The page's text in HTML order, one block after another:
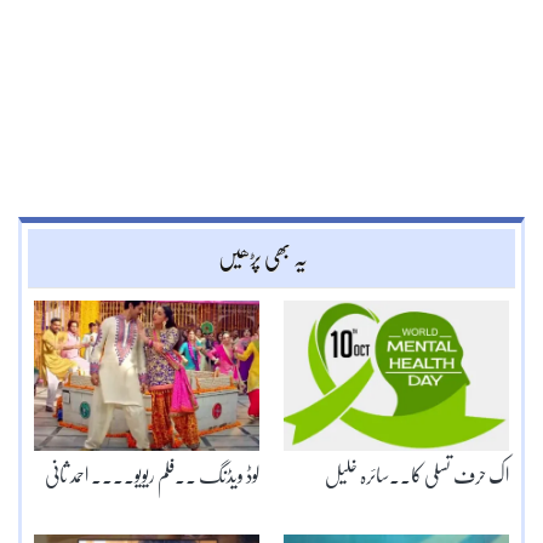
یہ بھی پڑھیں
لوڈ ویڈنگ ۔۔فلم ریویو۔۔۔۔ احمد ثانی اک حرف تسلی کا۔۔سائرہ خلیل